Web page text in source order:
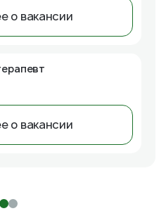
о вакансии
о вакансии